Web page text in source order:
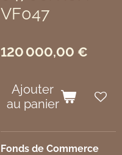
VF047
120 000,00 €
Ajouter
au panier
Fonds de Commerce